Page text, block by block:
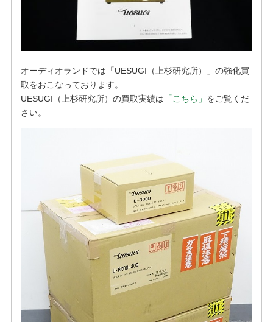
オーディオランドでは「UESUGI（上杉研究所）」の強化買
取をおこなっております。
UESUGI（上杉研究所）の買取実績は 「こちら」 をご覧くだ
さい。